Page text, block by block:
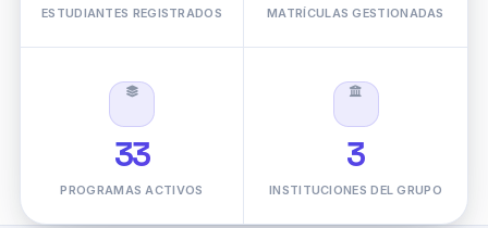
ESTUDIANTES REGISTRADOS MATRÍCULAS GESTIONADAS
33
PROGRAMAS ACTIVOS
3
INSTITUCIONES DEL GRUPO